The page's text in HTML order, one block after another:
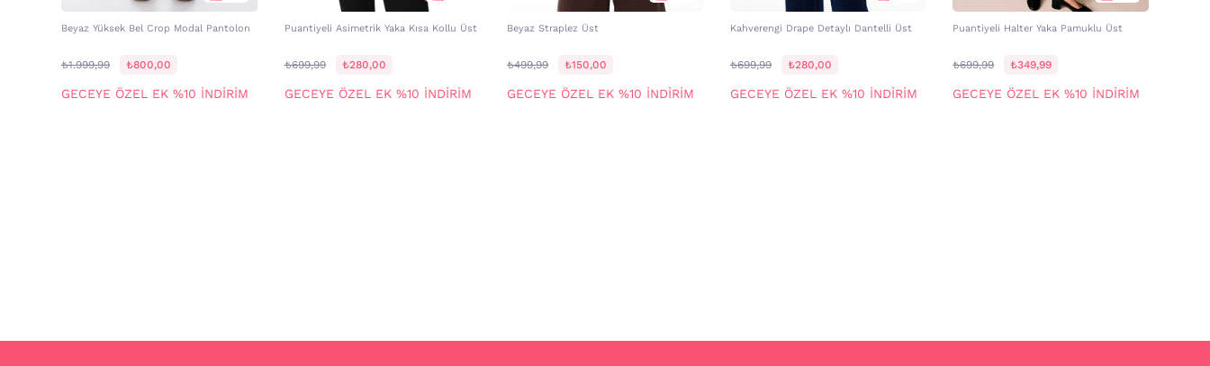
Beyaz Yüksek Bel Crop Modal Pantolon
₺1.999,99 ₺800,00
GECEYE ÖZEL EK %10 İNDİRİM
Puantiyeli Asimetrik Yaka Kısa Kollu Üst
₺699,99 ₺280,00
GECEYE ÖZEL EK %10 İNDİRİM
Beyaz Straplez Üst
₺499,99 ₺150,00
GECEYE ÖZEL EK %10 İNDİRİM
Kahverengi Drape Detaylı Dantelli Üst
₺699,99 ₺280,00
GECEYE ÖZEL EK %10 İNDİRİM
Puantiyeli Halter Yaka Pamuklu Üst
₺699,99 ₺349,99
GECEYE ÖZEL EK %10 İNDİRİM